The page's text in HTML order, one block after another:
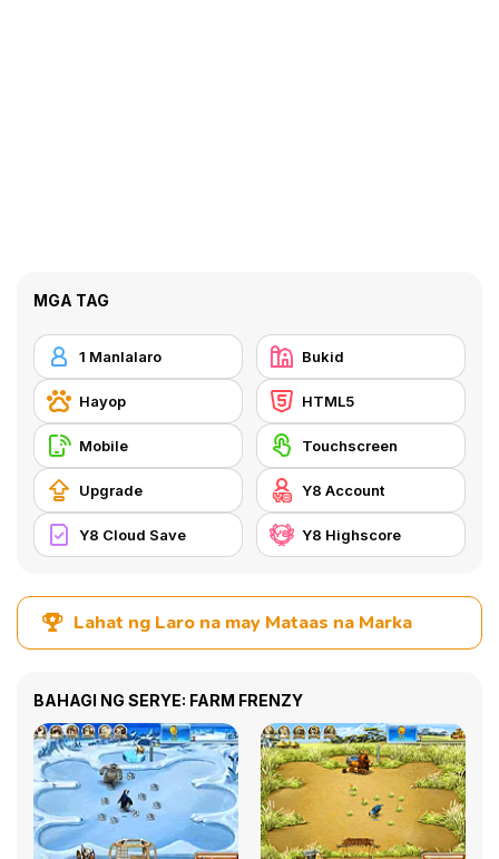
MGA TAG
1 Manlalaro Bukid
Hayop HTML5
Mobile Touchscreen
Upgrade Y8 Account
Y8 Cloud Save Y8 Highscore
Lahat ng Laro na may Mataas na Marka
BAHAGI NG SERYE: FARM FRENZY